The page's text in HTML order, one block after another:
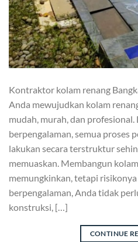
Kontraktor kolam renang
Anda mewujudkan kolam
mudah, murah, dan
berpengalaman, semua proses
lakukan secara terstruktur
memuaskan. Membangun
memungkinkan, tetapi
berpengalaman, Anda tidak
konstruksi, […]
CONTINUE